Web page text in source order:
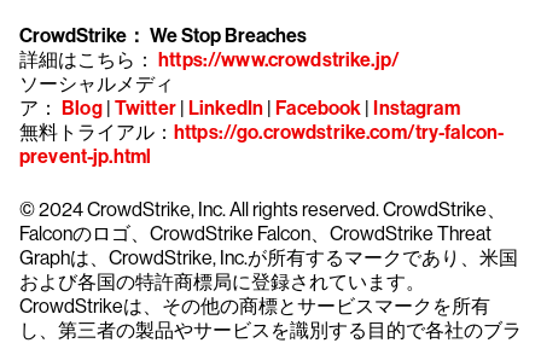
CrowdStrike： We Stop Breaches
詳細はこちら： https://www.crowdstrike.jp/
ソーシャルメディ
ア： Blog| Twitter| LinkedIn | Facebook | Instagram
無料トライアル： https://go.crowdstrike.com/try-falcon-
prevent-jp.html
© 2024 CrowdStrike, Inc. All rights reserved. CrowdStrike、
Falconのロゴ、CrowdStrike Falcon、CrowdStrike Threat
Graphは、CrowdStrike, Inc.が所有するマークであり、米国
および各国の特許商標局に登録されています。
CrowdStrikeは、その他の商標とサービスマークを所有
し、第三者の製品やサービスを識別する目的で各社のブラ